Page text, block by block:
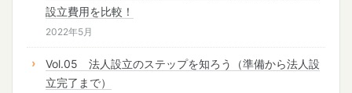
設立費用を比較！
2022年5月
Vol.05 法人設立のステップを知ろう（準備から法人設
立完了まで）